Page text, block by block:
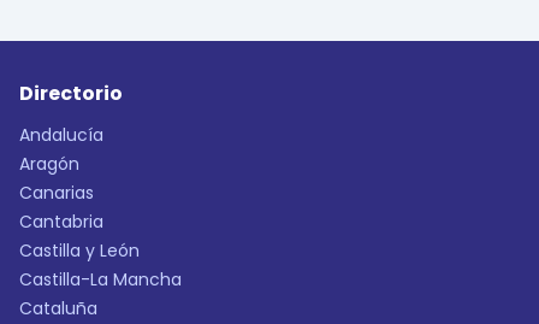
Directorio
Andalucía
Aragón
Canarias
Cantabria
Castilla y León
Castilla-La Mancha
Cataluña